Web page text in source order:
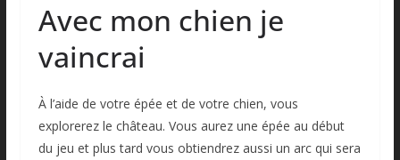
Avec mon chien je
vaincrai
À l’aide de votre épée et de votre chien, vous
explorerez le château. Vous aurez une épée au début
du jeu et plus tard vous obtiendrez aussi un arc qui sera